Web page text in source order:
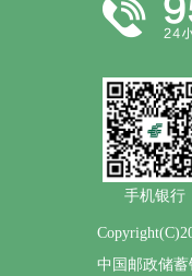
手机银行
中国邮政储蓄